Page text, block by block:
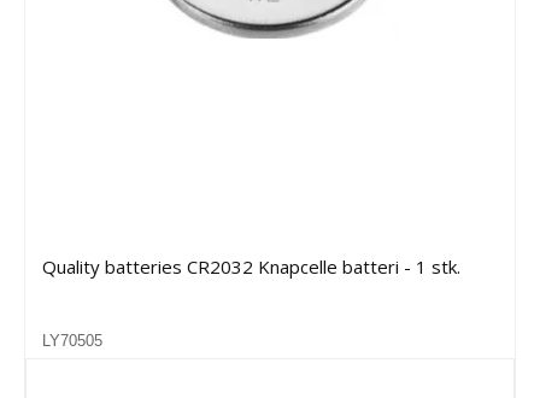
Quality batteries CR2032 Knapcelle batteri - 1 stk.
LY70505